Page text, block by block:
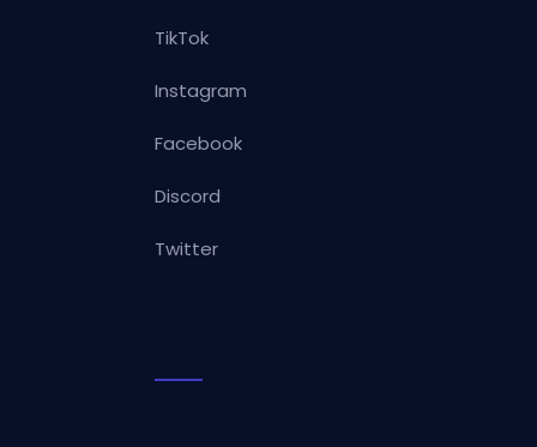
TikTok
Instagram
Facebook
Discord
Twitter